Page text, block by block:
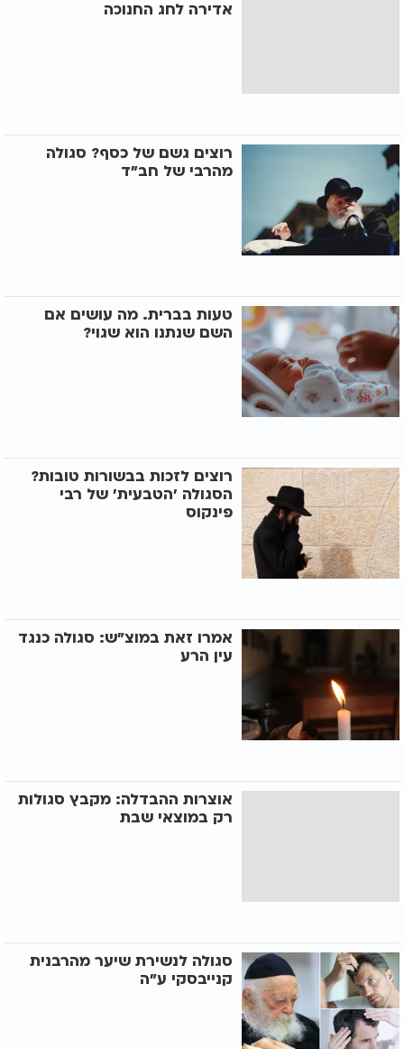
אדירה לחג החנוכה
רוצים גשם של כסף? סגולה
מהרבי של חב"ד
טעות בברית. מה עושים אם
השם שנתנו הוא שגוי?
רוצים לזכות בבשורות טובות?
הסגולה 'הטבעית' של רבי
פינקוס
אמרו זאת במוצ"ש: סגולה כנגד
עין הרע
אוצרות ההבדלה: מקבץ סגולות
רק במוצאי שבת
סגולה לנשירת שיער מהרבנית
קנייבסקי ע"ה